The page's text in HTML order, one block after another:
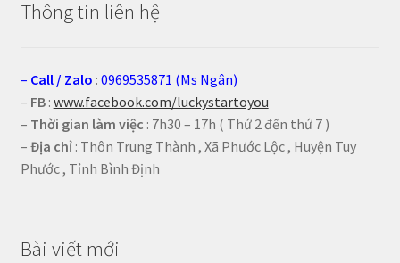
Thông tin liên hệ
– Call / Zalo : 0969535871 (Ms Ngân)
– FB: www.facebook.com/luckystartoyou
– Thời gian làm việc : 7h30 – 17h ( Thứ 2 đến thứ 7 )
– Địa chỉ: Thôn Trung Thành , Xã Phước Lộc , Huyện Tuy
Phước , Tỉnh Bình Định
Bài viết mới